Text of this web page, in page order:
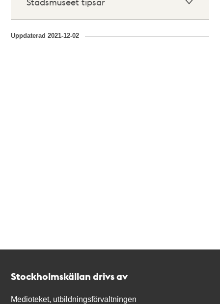
Uppdaterad2021-12-02
Stockholmskällan drivs av
Medioteket, utbildningsförvaltningen